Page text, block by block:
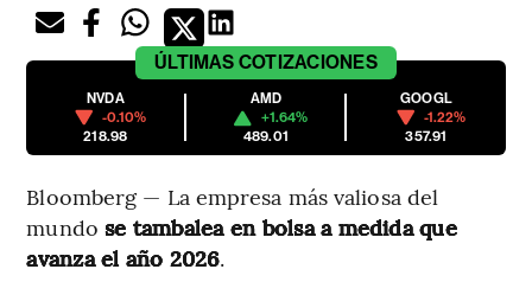
ÚLTIMAS COTIZACIONES
NVDA
-0.10%
218.98
AMD
+1.64%
489.01
GOOGL
-1.22%
357.91
Bloomberg — La empresa más valiosa del
mundo se tambalea en bolsa a medida que
avanza el año 2026.